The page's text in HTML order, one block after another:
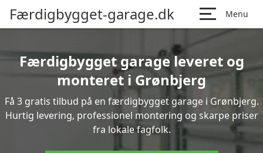
Færdigbygget-garage.dk Menu
Færdigbygget garage leveret og
monteret i Grønbjerg
Få 3 gratis tilbud på en færdigbygget garage i Grønbjerg.
Hurtig levering, professionel montering og skarpe priser
fra lokale fagfolk.